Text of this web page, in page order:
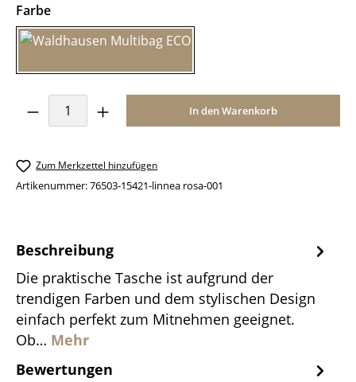
Farbeauswählen
Produkt Anzahl: Gib den gewünschten
In den Warenkorb
Zum Merkzettel hinzufügen
Artikenummer:76503-15421-linnea rosa-001
Beschreibung
Die praktische Tasche ist aufgrund der
trendigen Farben und dem stylischen Design
einfach perfekt zum Mitnehmen geeignet.
Ob… Mehr
Bewertungen